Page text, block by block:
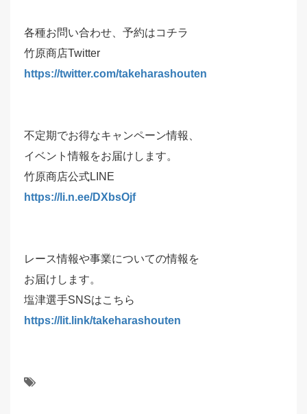
各種お問い合わせ、予約はコチラ
竹原商店Twitter
https://twitter.com/takeharashouten
不定期でお得なキャンペーン情報、
イベント情報をお届けします。
竹原商店公式LINE
https://li.n.ee/DXbsOjf
レース情報や事業についての情報を
お届けします。
塩津選手SNSはこちら
https://lit.link/takeharashouten